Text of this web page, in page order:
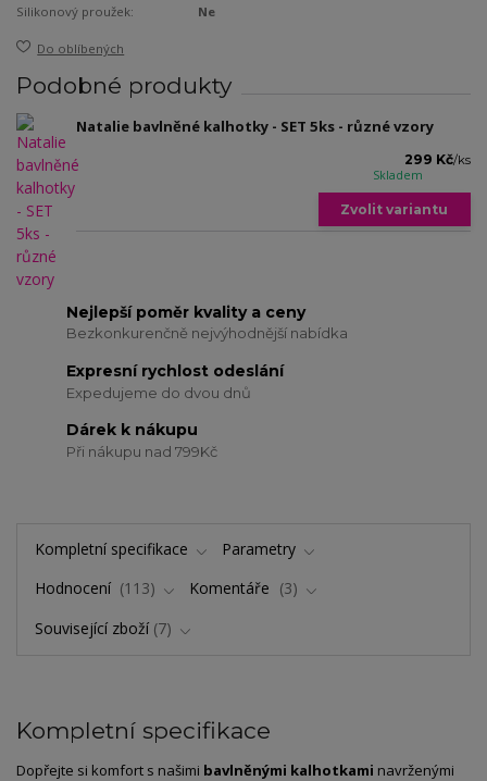
Silikonový proužek:
Ne
Do oblíbených
Podobné produkty
Natalie bavlněné kalhotky - SET 5ks - různé vzory
299 Kč/ks
Skladem
Zvolit variantu
Nejlepší poměr kvality a ceny
Bezkonkurenčně nejvýhodnější nabídka
Expresní rychlost odeslání
Expedujeme do dvou dnů
Dárek k nákupu
Při nákupu nad 799Kč
Kompletní specifikace
Parametry
Hodnocení
113 Komentáře
3
Související zboží 7
Kompletní specifikace
Dopřejte si komfort s našimi bavlněnými kalhotkami navrženými